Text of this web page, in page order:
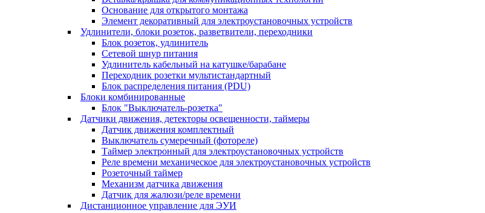
Основание для открытого монтажа
Элемент декоративный для электроустановочных устройств
Удлинители, блоки розеток, разветвители, переходники
Блок розеток, удлинитель
Сетевой шнур питания
Удлинитель кабельный на катушке/барабане
Переходник розетки мультистандартный
Блок распределения питания (PDU)
Блоки комбинированные
Блок "Выключатель-розетка"
Датчики движения, детекторы освещенности, таймеры
Датчик движения комплектный
Выключатель сумеречный (фотореле)
Таймер электронный для электроустановочных устройств
Реле времени механическое для электроустановочных устройств
Розеточный таймер
Механизм датчика движения
Датчик для жалюзи/реле времени
Дистанционное управление для ЭУИ